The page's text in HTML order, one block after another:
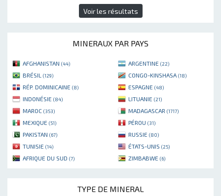
Voir les résultats
MINERAUX PAR PAYS
AFGHANISTAN (44) ARGENTINE (22)
BRÉSIL (129) CONGO-KINSHASA (18)
RÉP. DOMINICAINE (8) ESPAGNE (48)
INDONÉSIE (84) LITUANIE (21)
MAROC (353) MADAGASCAR (1717)
MEXIQUE (51) PÉROU (31)
PAKISTAN (67) RUSSIE (80)
TUNISIE (14) ÉTATS-UNIS (25)
AFRIQUE DU SUD (7) ZIMBABWE (6)
TYPE DE MINERAL